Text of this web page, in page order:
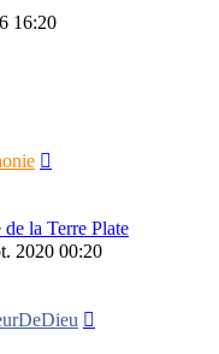
16:20
la Terre Plate
2020 00:20